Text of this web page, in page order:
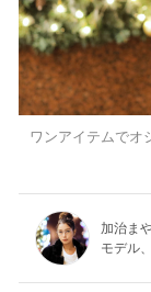
ワンアイテムで
加治ま
モデル